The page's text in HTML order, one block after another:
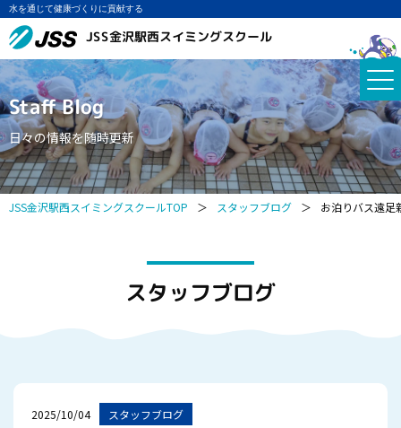
水を通じて健康づくりに貢献する
JSS金沢駅西スイミングスクール
Staff Blog
日々の情報を随時更新
JSS金沢駅西スイミングスクールTOP ＞ スタッフブログ ＞ お泊りバス遠足
スタッフブログ
2025/10/04 スタッフブログ